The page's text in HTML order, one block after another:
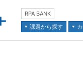
RPA BANK
課題から探す